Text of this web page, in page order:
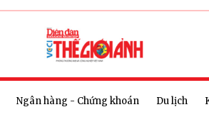
Ngân hàng - Chứng khoán Du lịch